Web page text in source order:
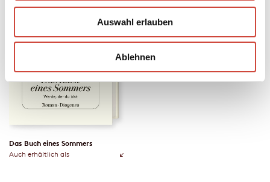
Auswahl erlauben
Ablehnen
Das Buch eines Sommers
Auch erhältlich als